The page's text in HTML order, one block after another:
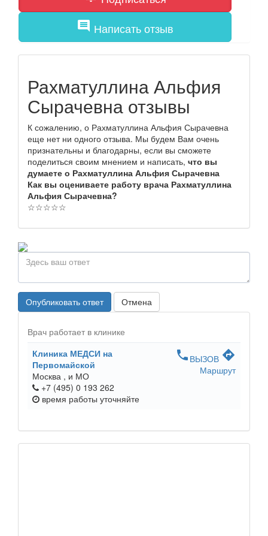
comment Написать отзыв
Рахматуллина Альфия
Сырачевна отзывы
К сожалению, о Рахматуллина Альфия Сырачевна
еще нет ни одного отзыва. Мы будем Вам очень
признательны и благодарны, если вы сможете
поделиться своим мнением и написать, что вы
думаете о Рахматуллина Альфия Сырачевна
Как вы оцениваете работу врача Рахматуллина
Альфия Сырачевна?
☆☆☆☆☆
Опубликовать ответ Отмена
Врач работает в клинике
Клиника МЕДСИ на
Первомайской
Москва , и МО
+7 (495) 0 193 262
время работы уточняйте
phone ВЫЗОВ directions
Маршрут